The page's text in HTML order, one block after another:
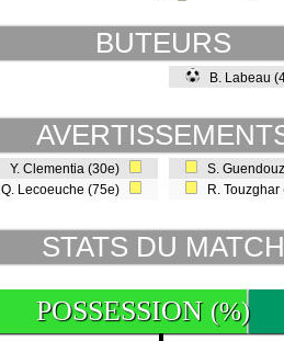
BUTEURS
B. Labeau
Y. Clementia (30e)
Q. Lecoeuche (75e)
S.
R.
STATS DU MATCH
POSSESSION (%)